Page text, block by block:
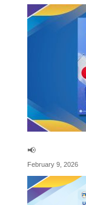
📢
February 9, 2026